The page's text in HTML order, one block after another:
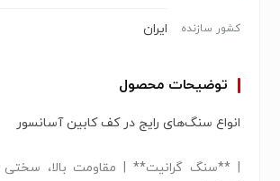
کشور سازنده ایران
توضیحات محصول
انواع سنگ‌های رایج در کف کابین آسانسور
| **سنگ گرانیت** | مقاومت بالا، سختی